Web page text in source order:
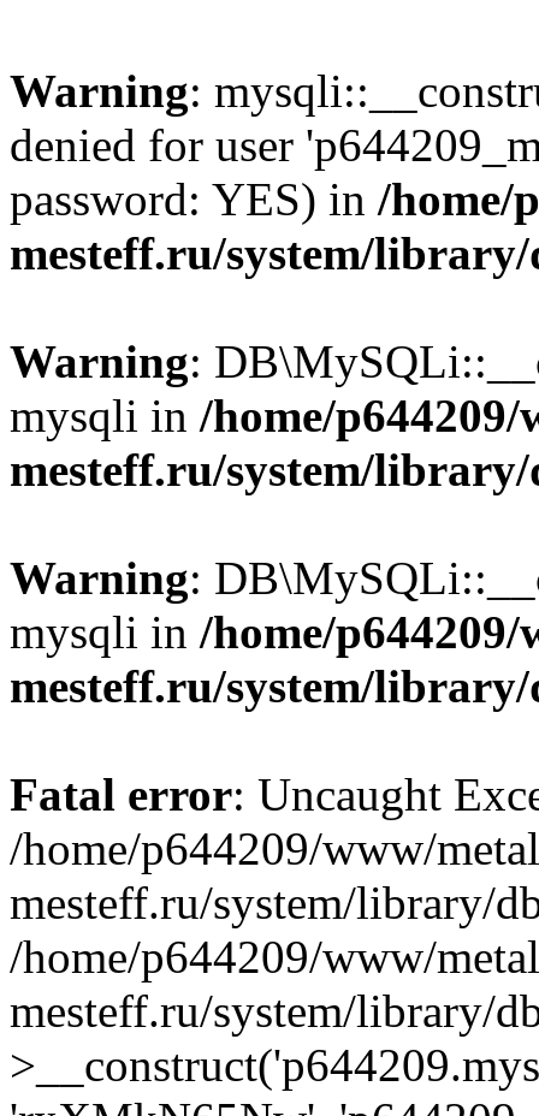
Warning:
denied for user
password: YES) in /home/
mesteff.ru/system/
Warning:
mysqli in /home/
mesteff.ru/system/
Warning:
mysqli in /home/
mesteff.ru/system/
Fatal error: Uncaught
/home/p644209/www/
mesteff.ru/system/library/
/home/p644209/www/
mesteff.ru/system/library/